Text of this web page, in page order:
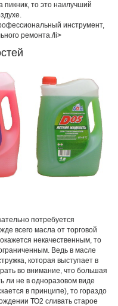
пикник, то это наилучший
инструмент,
ремонта./li>
потребуется
всего масла от торговой
некачественным, то
Ведь в масле
которая выступает в
во внимание, что большая
ли не в одноразовом виде
в принципе), то гораздо
ТО2 сливать старое